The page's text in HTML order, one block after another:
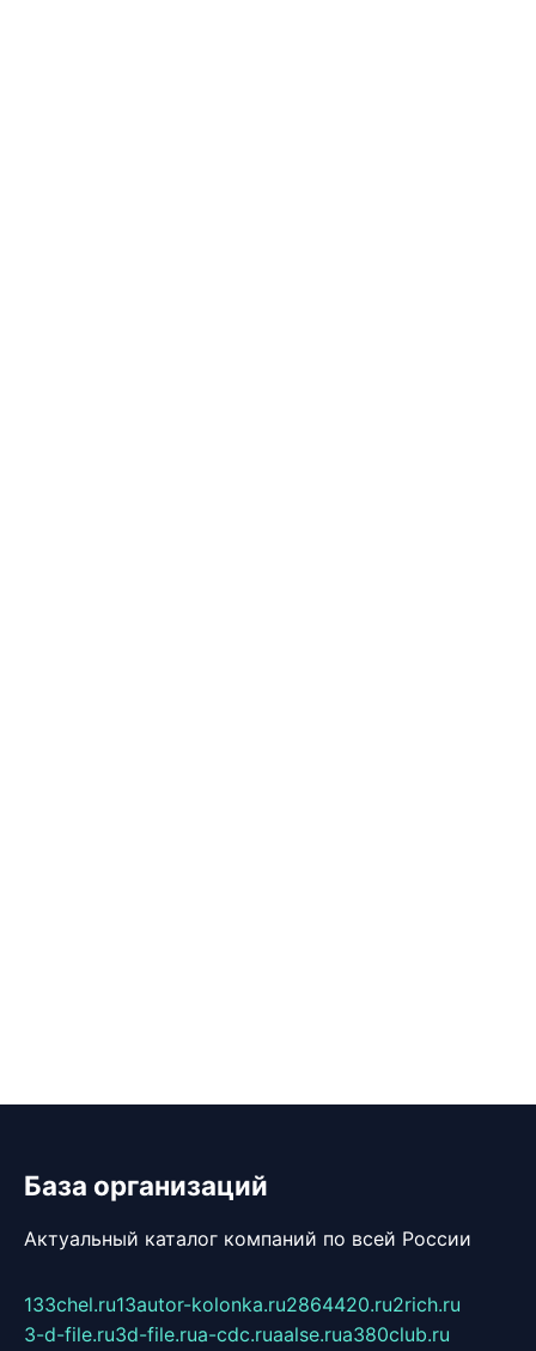
База организаций
Актуальный каталог компаний по всей России
133chel.ru13autor-kolonka.ru2864420.ru2rich.ru
3-d-file.ru3d-file.rua-cdc.ruaalse.rua380club.ru